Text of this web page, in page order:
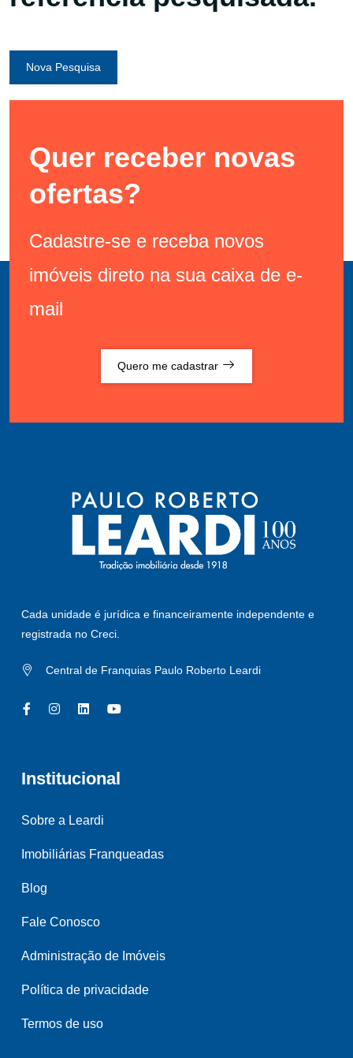
Nova Pesquisa
Quer receber novas
ofertas?
Cadastre-se e receba novos
imóveis direto na sua caixa de e-
mail
Quero me cadastrar
Cada unidade é jurídica e financeiramente independente e
registrada no Creci.
Central de Franquias Paulo Roberto Leardi
Institucional
Sobre a Leardi
Imobiliárias Franqueadas
Blog
Fale Conosco
Administração de Imóveis
Política de privacidade
Termos de uso